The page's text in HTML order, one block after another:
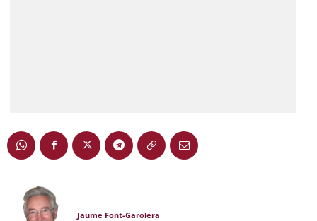
Jaume Font-Garolera